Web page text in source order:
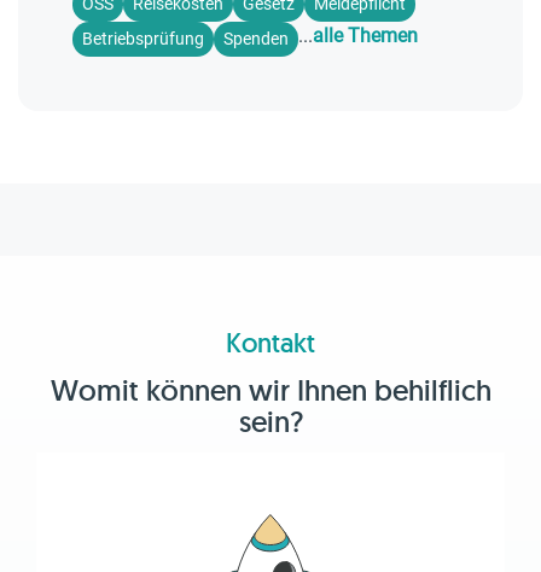
Betriebsprüfung
Spenden ...alle Themen
Kontakt
Womit können wir Ihnen behilflich
sein?